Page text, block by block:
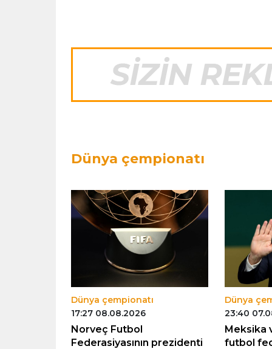
Dünya çempionatı
Dünya çempionatı
17:27 08.08.2026
Norveç Futbol
Federasiyasının prezidenti
Dünya
23:40
Meksika
futbol